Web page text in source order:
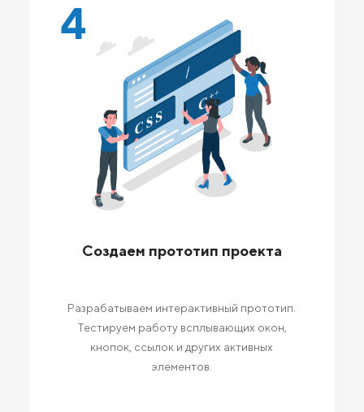
4
Создаем прототип проекта
Разрабатываем интерактивный прототип.
Тестируем работу всплывающих окон,
кнопок, ссылок и других активных
элементов.